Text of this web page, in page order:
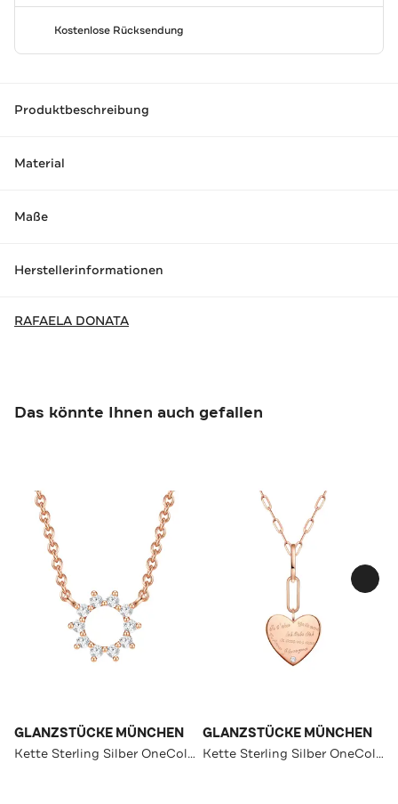
Kostenlose Rücksendung
Produktbeschreibung
Material
Maße
Herstellerinformationen
RAFAELA DONATA
Das könnte Ihnen auch gefallen
GLANZSTÜCKE MÜNCHEN
Kette Sterling Silber OneColor
GLANZSTÜCKE MÜNCHEN
Kette Sterling Silber OneColor